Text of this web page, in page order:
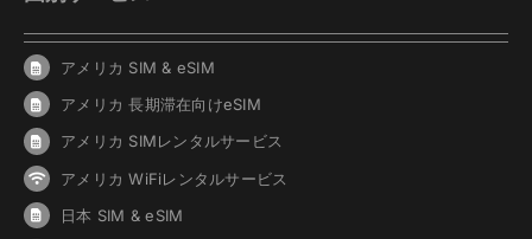
アメリカ SIM & eSIM
アメリカ 長期滞在向けeSIM
アメリカ SIMレンタルサービス
アメリカ WiFiレンタルサービス
日本 SIM & eSIM